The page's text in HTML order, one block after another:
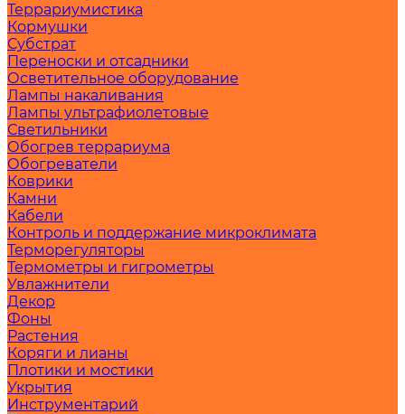
Террариумистика
Кормушки
Субстрат
Переноски и отсадники
Осветительное оборудование
Лампы накаливания
Лампы ультрафиолетовые
Светильники
Обогрев террариума
Обогреватели
Коврики
Камни
Кабели
Контроль и поддержание микроклимата
Терморегуляторы
Термометры и гигрометры
Увлажнители
Декор
Фоны
Растения
Коряги и лианы
Плотики и мостики
Укрытия
Инструментарий